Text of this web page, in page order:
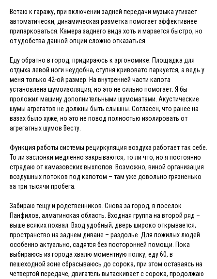
Встаю к гаражу, при включении задней передачи музыка утихает
автоматически, динамическая разметка помогает эффективнее
припарковаться. Камера заднего вида хоть и марается быстро, но
от удобства данной опции сложно отказаться.
Еду обратно в город, придираюсь к эргономике. Площадка для
отдыха левой ноги неудобна, ступня кривовато паркуется, а ведь у
меня только 42-ой размер. На внутренней части капота
установлена шумоизоляция, но это не сильно помогает. Я бы
проложил машину дополнительными шумоматами. Акустические
шумы агрегатов не должны быть слышны. Согласен, что ранее на
вазах было хуже, но это не повод полностью изолировать от
агрегатных шумов Весту.
Функция работы системы рециркуляция воздуха работает так себе.
То ли заслонки медленно закрываются, то ли что, но я постоянно
страдаю от камазовских выхлопов. Возможно, виной организация
воздушных потоков под капотом – там уже довольно грязненько
за три тысячи пробега.
Забираю тещу и родственников. Снова за город, в поселок
Панфилов, алматинская область. Входная группа на второй ряд –
выше всяких похвал. Вход удобный, дверь широко открывается,
пространство на заднем диване – раздолье. Для пожилых людей
особенно актуально, садятся без посторонней помощи. Пока
выбираюсь из города хвалю моментную полку, еду 60, в
пешеходной зоне сбрасываюсь до сорока, при этом оставаясь на
четвертой передаче, двигатель вытаскивает с сорока, продолжаю